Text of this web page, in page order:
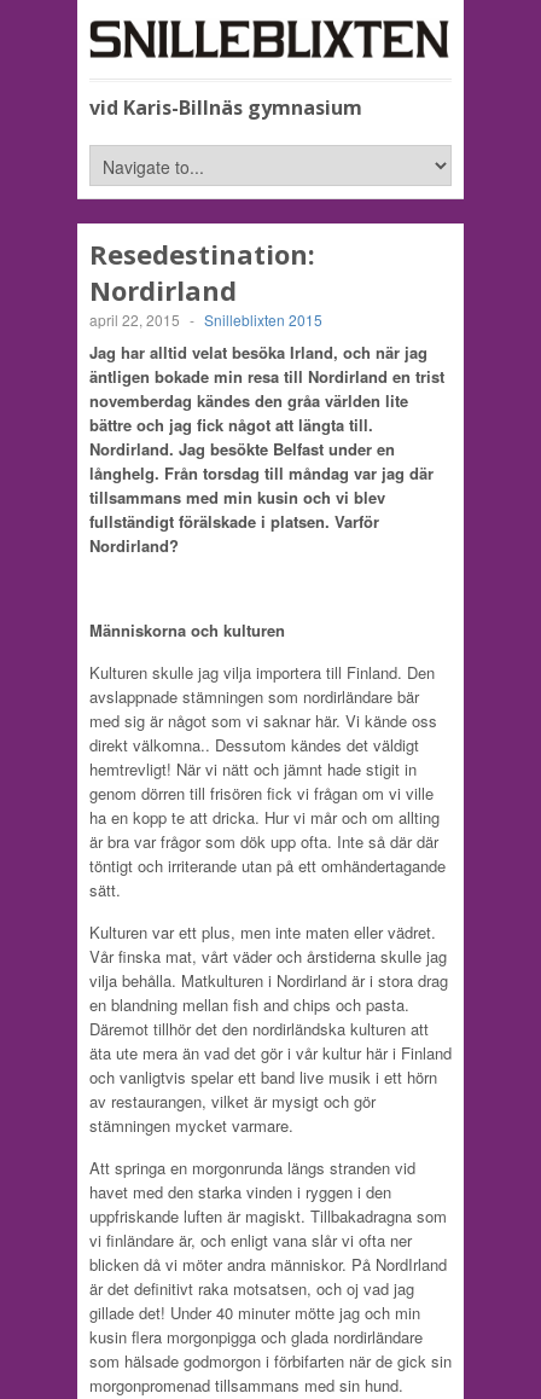
vid Karis-Billnäs gymnasium
Resedestination:
Nordirland
april 22, 2015 - Snilleblixten 2015
Jag har alltid velat besöka Irland, och när jag
äntligen bokade min resa till Nordirland en trist
novemberdag kändes den gråa världen lite
bättre och jag fick något att längta till.
Nordirland. Jag besökte Belfast under en
långhelg. Från torsdag till måndag var jag där
tillsammans med min kusin och vi blev
fullständigt förälskade i platsen. Varför
Nordirland?
Människorna och kulturen
Kulturen skulle jag vilja importera till Finland. Den
avslappnade stämningen som nordirländare bär
med sig är något som vi saknar här. Vi kände oss
direkt välkomna.. Dessutom kändes det väldigt
hemtrevligt! När vi nätt och jämnt hade stigit in
genom dörren till frisören fick vi frågan om vi ville
ha en kopp te att dricka. Hur vi mår och om allting
är bra var frågor som dök upp ofta. Inte så där där
töntigt och irriterande utan på ett omhändertagande
sätt.
Kulturen var ett plus, men inte maten eller vädret.
Vår finska mat, vårt väder och årstiderna skulle jag
vilja behålla. Matkulturen i Nordirland är i stora drag
en blandning mellan fish and chips och pasta.
Däremot tillhör det den nordirländska kulturen att
äta ute mera än vad det gör i vår kultur här i Finland
och vanligtvis spelar ett band live musik i ett hörn
av restaurangen, vilket är mysigt och gör
stämningen mycket varmare.
Att springa en morgonrunda längs stranden vid
havet med den starka vinden i ryggen i den
uppfriskande luften är magiskt. Tillbakadragna som
vi finländare är, och enligt vana slår vi ofta ner
blicken då vi möter andra människor. På NordIrland
är det definitivt raka motsatsen, och oj vad jag
gillade det! Under 40 minuter mötte jag och min
kusin flera morgonpigga och glada nordirländare
som hälsade godmorgon i förbifarten när de gick sin
morgonpromenad tillsammans med sin hund.